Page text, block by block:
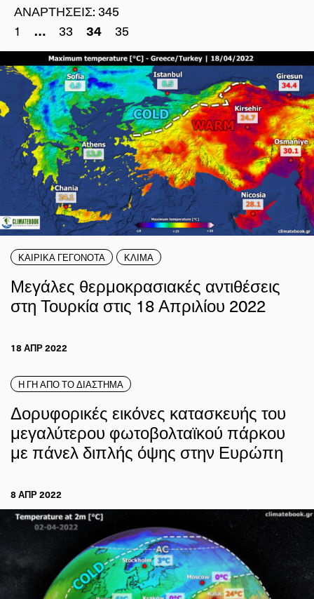
ΑΝΑΡΤΗΣΕΙΣ:345
1
… 33 34 35
ΚΑΙΡΙΚΑ ΓΕΓΟΝΟΤΑ ΚΛΙΜΑ
Μεγάλες θερμοκρασιακές αντιθέσεις
στη Τουρκία στις 18 Απριλίου 2022
18 ΑΠΡ 2022
Η ΓΗ ΑΠΟ ΤΟ ΔΙΑΣΤΗΜΑ
Δορυφορικές εικόνες κατασκευής του
μεγαλύτερου φωτοβολταϊκού πάρκου
με πάνελ διπλής όψης στην Ευρώπη
8 ΑΠΡ 2022